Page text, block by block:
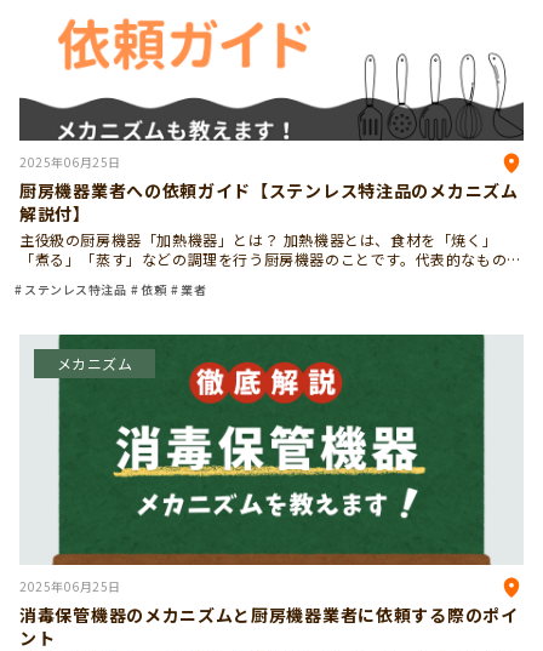
2025年06月25日
厨房機器業者への依頼ガイド【ステンレス特注品のメカニズム
解説付】
主役級の厨房機器「加熱機器」とは？ 加熱機器とは、食材を「焼く」
「煮る」「蒸す」などの調理を行う厨房機器のことです。代表的なものに
ン）、フライヤーなどがあり […]
ステンレス特注品 依頼 業者
メカニズム
2025年06月25日
消毒保管機器のメカニズムと厨房機器業者に依頼する際のポイ
ント